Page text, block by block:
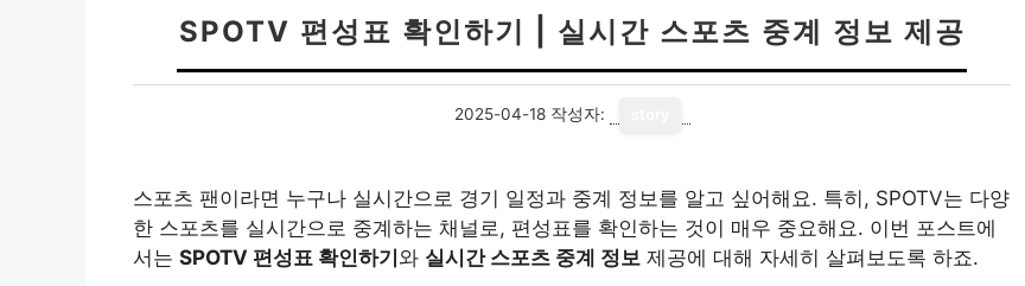
SPOTV 편성표 확인하기 | 실시간 스포츠 중계 정보 제공
2025-04-18 작성자:
스포츠 팬이라면 누구나 실시간으로 경기 일정과 중계 정보를 알고 싶어해요. 특히, SPOTV는 다양
한 스포츠를 실시간으로 중계하는 채널로, 편성표를 확인하는 것이 매우 중요해요. 이번 포스트에
서는 SPOTV 편성표 확인하기 와 실시간 스포츠 중계 정보 제공에 대해 자세히 살펴보도록 하죠.